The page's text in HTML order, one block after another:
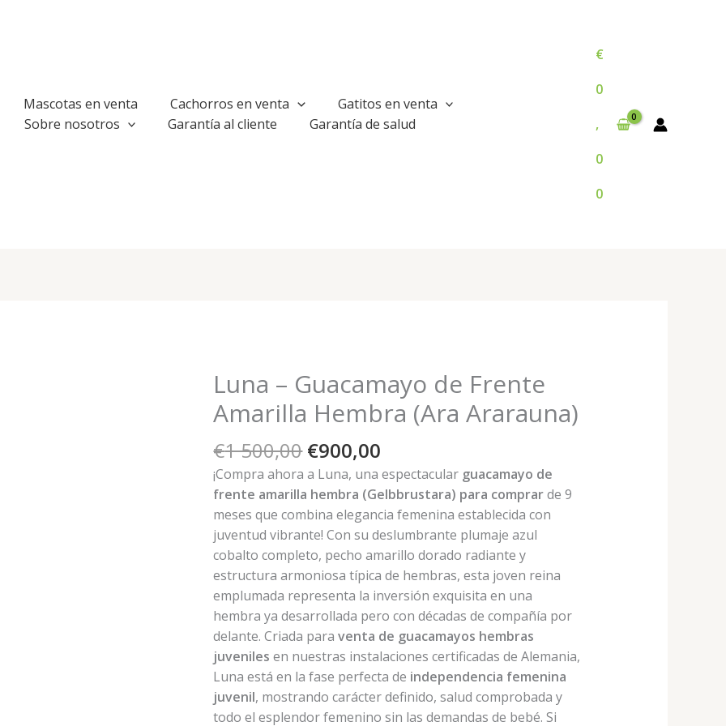
Mascotas en venta Cachorros en venta
Gatitos en venta
Sobre nosotros Garantía al cliente
Garantía de salud
€
0
,
0
0
Luna – Guacamayo de Frente
Amarilla Hembra (Ara Ararauna)
€1 500,00El
precio
original
era:
€1
500,00.
€900,00
precio
actual
es:
€900,00.
¡Compra ahora a Luna, una espectacular guacamayo de
frente amarilla hembra (Gelbbrustara) para comprarde 9
meses que combina elegancia femenina establecida con
juventud vibrante! Con su deslumbrante plumaje azul
cobalto completo, pecho amarillo dorado radiante y
estructura armoniosa típica de hembras, esta joven reina
emplumada representa la inversión exquisita en una
hembra ya desarrollada pero con décadas de compañía por
delante. Criada paraventa de guacamayos hembras
juveniles en nuestras instalaciones certificadas de Alemania,
Luna está en la fase perfecta de independencia femenina
juvenil, mostrando carácter definido, salud comprobada y
todo el esplendor femenino sin las demandas de bebé. Si